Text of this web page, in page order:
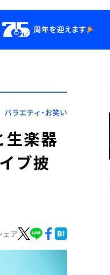
情報
バラエティ・お笑い
生楽器
ブ披
ェア